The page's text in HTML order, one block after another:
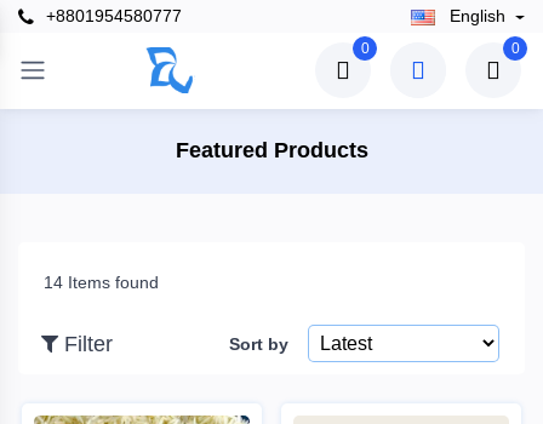
+8801954580777 English
0 0
Featured Products
Filter
14 Items found
Filter Sort by